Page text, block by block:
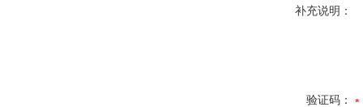
补充说明：
验证码：